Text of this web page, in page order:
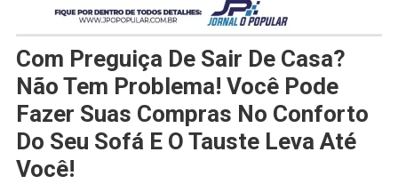
Com Preguiça De Sair De Casa?
Não Tem Problema! Você Pode
Fazer Suas Compras No Conforto
Do Seu Sofá E O Tauste Leva Até
Você!